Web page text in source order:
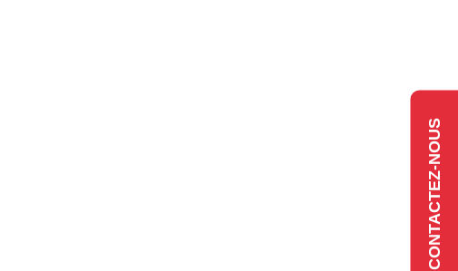
CONTACTEZ-NOUS